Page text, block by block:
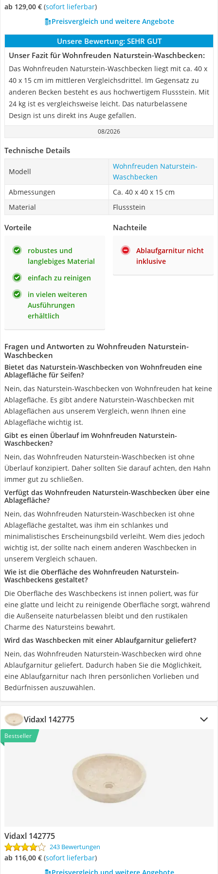
ab 129,00 € ( Sofort lieferbar)
Preisvergleich und weitere Angebote
Unsere Bewertung: SEHR GUT
Unser Fazit für Wohnfreuden Naturstein-Waschbecken:
Das Wohnfreuden Naturstein-Waschbecken liegt mit ca. 40 x
40 x 15 cm im mittleren Vergleichsdrittel. Im Gegensatz zu
anderen Becken besteht es aus hochwertigem Flussstein. Mit
24 kg ist es vergleichsweise leicht. Das naturbelassene
Design ist uns direkt ins Auge gefallen.
08/2026
Technische Details
Modell
Wohnfreuden Naturstein-
Waschbecken
Abmessungen
Ca. 40 x 40 x 15 cm
Material
Flussstein
Vorteile
robustes und
langlebiges Material
einfach zu reinigen
in vielen weiteren
Ausführungen
erhältlich
Nachteile
Ablaufgarnitur nicht
inklusive
Fragen und Antworten zu Wohnfreuden Naturstein-
Waschbecken
Bietet das Naturstein-Waschbecken von Wohnfreuden eine
Ablagefläche für Seifen?
Nein, das Naturstein-Waschbecken von Wohnfreuden hat keine
Ablagefläche. Es gibt andere Naturstein-Waschbecken mit
Ablageflächen aus unserem Vergleich, wenn Ihnen eine
Ablagefläche wichtig ist.
Gibt es einen Überlauf im Wohnfreuden Naturstein-
Waschbecken?
Nein, das Wohnfreuden Naturstein-Waschbecken ist ohne
Überlauf konzipiert. Daher sollten Sie darauf achten, den Hahn
immer gut zu schließen.
Verfügt das Wohnfreuden Naturstein-Waschbecken über eine
Ablagefläche?
Nein, das Wohnfreuden Naturstein-Waschbecken ist ohne
Ablagefläche gestaltet, was ihm ein schlankes und
minimalistisches Erscheinungsbild verleiht. Wem dies jedoch
wichtig ist, der sollte nach einem anderen Waschbecken in
unserem Vergleich schauen.
Wie ist die Oberfläche des Wohnfreuden Naturstein-
Waschbeckens gestaltet?
Die Oberfläche des Waschbeckens ist innen poliert, was für
eine glatte und leicht zu reinigende Oberfläche sorgt, während
die Außenseite naturbelassen bleibt und den rustikalen
Charme des Natursteins bewahrt.
Wird das Waschbecken mit einer Ablaufgarnitur geliefert?
Nein, das Wohnfreuden Naturstein-Waschbecken wird ohne
Ablaufgarnitur geliefert. Dadurch haben Sie die Möglichkeit,
eine Ablaufgarnitur nach Ihren persönlichen Vorlieben und
Bedürfnissen auszuwählen.
Vidaxl 142775
Bestseller
Vidaxl 142775
243 Bewertungen
ab 116,00 € ( Sofort lieferbar)